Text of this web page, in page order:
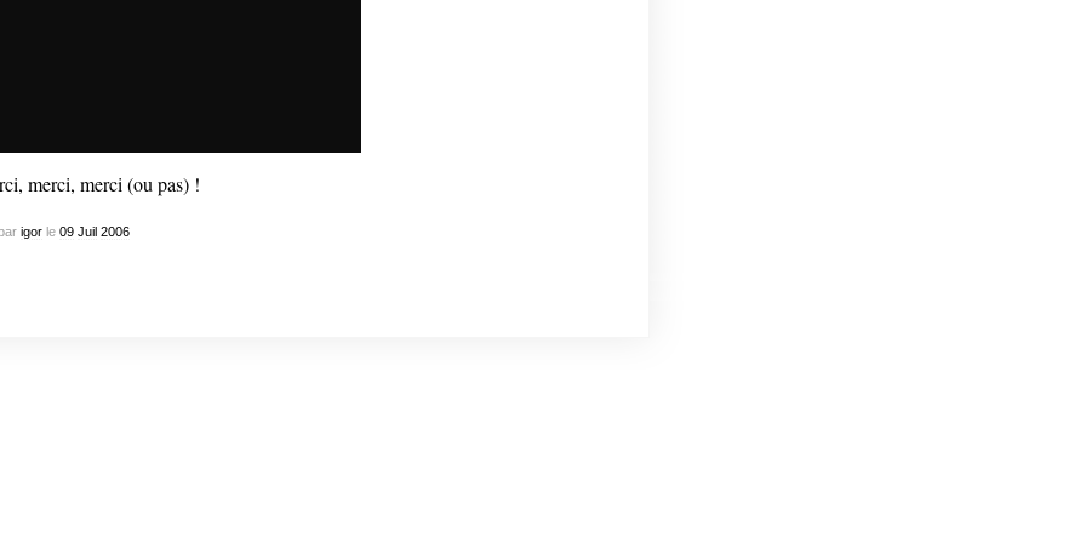
merci, merci (ou pas) !
igorle 09 Juil 2006